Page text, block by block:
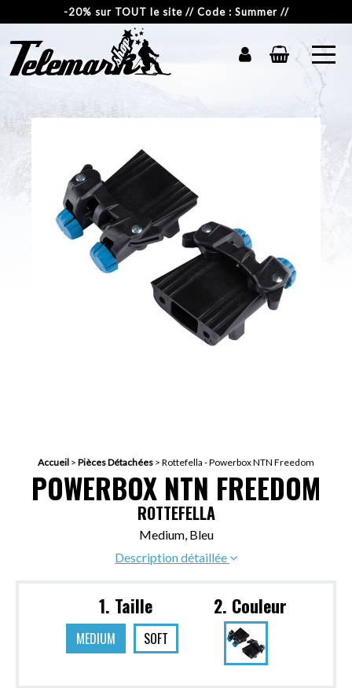
-20% sur TOUT le site // Code : Summer //
Accueil > Pièces Détachées > Rottefella - Powerbox NTN Freedom
POWERBOX NTN FREEDOM
ROTTEFELLA
Medium, Bleu
Description détaillée
1. Taille
MEDIUM SOFT
2. Couleur